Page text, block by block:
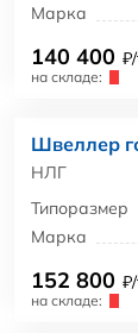
Марка
140 400
на складе:
Швеллер
НЛГ
Типоразмер
Марка
152 800
на складе: